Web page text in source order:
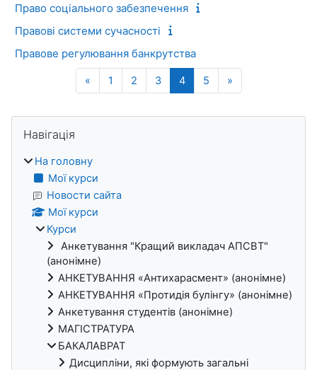
Право соціального забезпечення
Правові системи сучасності
Правове регулювання банкрутства
«Попередня сторінка
1 Сторінка 1
2Сторінка 2
3Сторінка 3
4Сторінка 4
5Сторінка 5
»Наступна
Блоки
Навігація
На головну
Мої курси
Новости сайта
Мої курси
Курси
Анкетування "Кращий викладач АПСВТ"
(анонімне)
АНКЕТУВАННЯ «Антихарасмент» (анонімне)
АНКЕТУВАННЯ «Протидія булінгу» (анонімне)
Анкетування студентів (анонімне)
МАГІСТРАТУРА
БАКАЛАВРАТ
Дисципліни, які формують загальні